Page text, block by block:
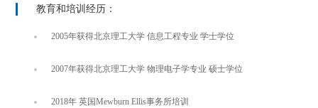
教育和培训经历：
2005年获得北京理工大学 信息工程专业 学士学位
2007年获得北京理工大学 物理电子学专业 硕士学位
2018年 英国Mewburn Ellis事务所培训